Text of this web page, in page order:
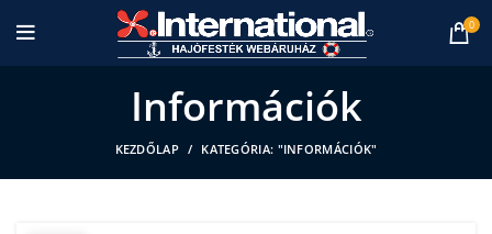
0
Információk
KEZDŐLAP KATEGÓRIA: "INFORMÁCIÓK"